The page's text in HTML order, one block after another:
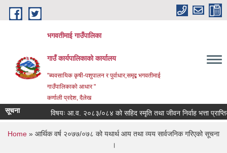
Skip to main content
भगवतीमाई गाउँपालिका
गाउँ कार्यपालिकाको कार्यालय
"ब्यवसायिक कृषी-पशुपालन र पुर्वाधार,समृद्ब भगवतीमाई
गाउँपालिकाको आधार "
कर्णाली प्रदेश, दैलेख
सूचना विषयः आ.व. २०८३/०८४ को सहिद स्मृति तथा जीवन निर्वाह भत्ता
You are here
Home » आर्थिक वर्ष २०७७/०७८ को यथार्थ आय तथा व्यय सार्वजनिक गरिएको सूचना
।